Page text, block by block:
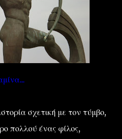
σχετική με τον τύμβο,
πολλού ένας φίλος,